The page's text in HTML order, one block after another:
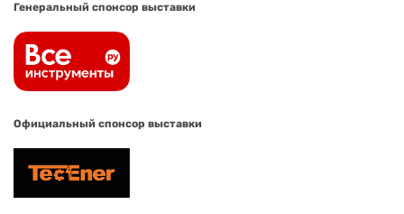
Генеральный спонсор выставки
Официальный спонсор выставки